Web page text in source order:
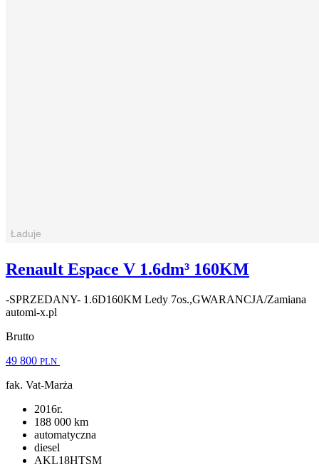
Renault Espace V 1.6dm³ 160KM
-SPRZEDANY- 1.6D160KM Ledy 7os.,GWARANCJA/Zamiana
automi-x.pl
Brutto
49 800 PLN
fak. Vat-Marża
2016r.
188 000 km
automatyczna
diesel
AKL18HTSM